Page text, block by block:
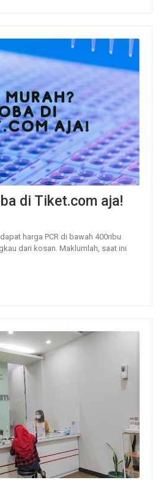
di Tiket.com aja!
harga PCR di bawah 400ribu
dari kosan. Maklumlah, saat ini